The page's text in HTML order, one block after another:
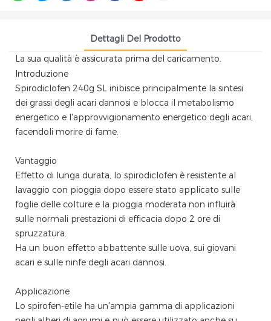
Dettagli Del Prodotto
La sua qualità è assicurata prima del caricamento.
Introduzione
Spirodiclofen 240g SL inibisce principalmente la sintesi
dei grassi degli acari dannosi e blocca il metabolismo
energetico e l'approvvigionamento energetico degli acari,
facendoli morire di fame.
Vantaggio
Effetto di lunga durata, lo spirodiclofen è resistente al
lavaggio con pioggia dopo essere stato applicato sulle
foglie delle colture e la pioggia moderata non influirà
sulle normali prestazioni di efficacia dopo 2 ore di
spruzzatura.
Ha un buon effetto abbattente sulle uova, sui giovani
acari e sulle ninfe degli acari dannosi.
Applicazione
Lo spirofen-etile ha un'ampia gamma di applicazioni